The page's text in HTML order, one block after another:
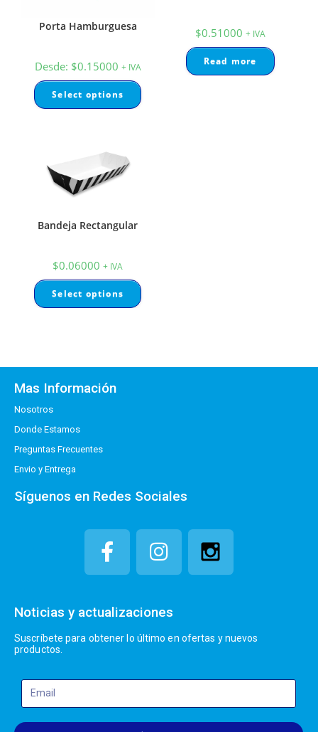
Porta Hamburguesa
Desde: $0.15000 + IVA
Select options
$0.51000 + IVA
Read more
Bandeja Rectangular
$0.06000 + IVA
Select options
Mas Información
Nosotros
Donde Estamos
Preguntas Frecuentes
Envio y Entrega
Síguenos en Redes Sociales
Noticias y actualizaciones
Suscríbete para obtener lo último en ofertas y nuevos
productos.